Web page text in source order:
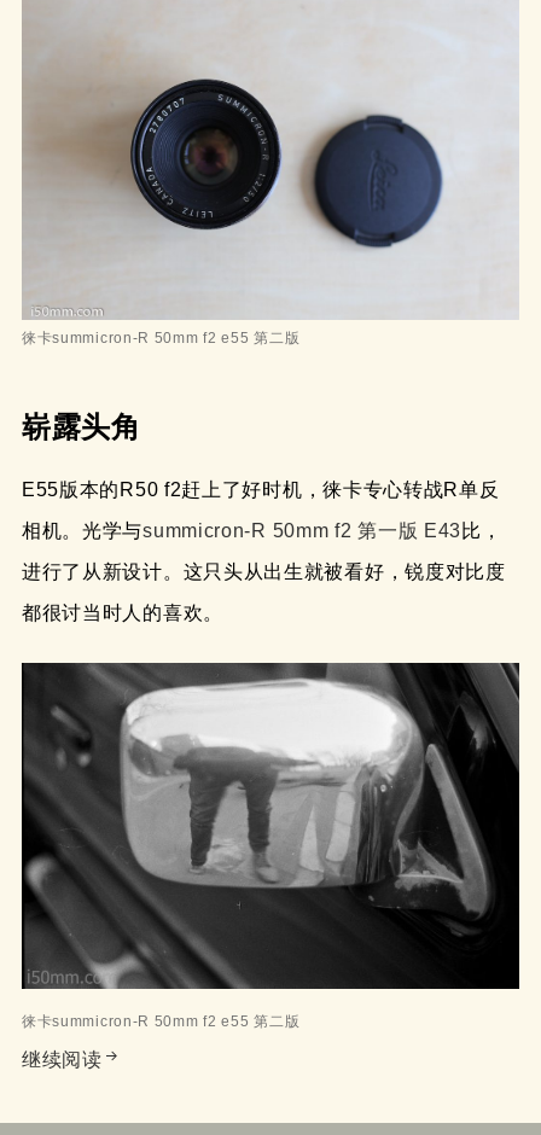
徕卡summicron-R 50mm f2 e55 第二版
崭露头角
E55版本的R50 f2赶上了好时机，徕卡专心转战R单反
相机。光学与summicron-R 50mm f2 第一版 E43比，
进行了从新设计。这只头从出生就被看好，锐度对比度
都很讨当时人的喜欢。
徕卡summicron-R 50mm f2 e55 第二版
继续阅读徕卡summicron-R 50mm f2 e55 第二版